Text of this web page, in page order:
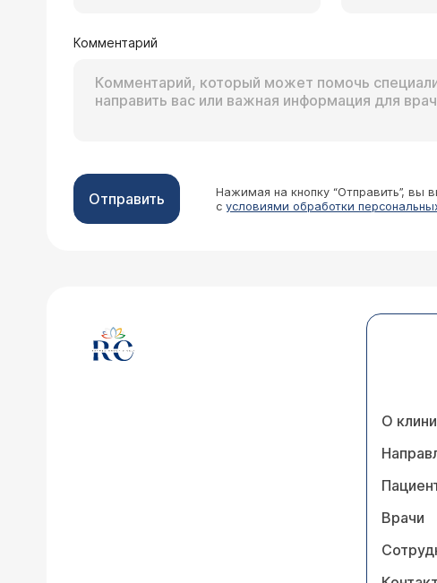
Комментарий
Отправить
Нажимая на кнопку “Отправить”, вы
с условиями обработки
О
Врачи